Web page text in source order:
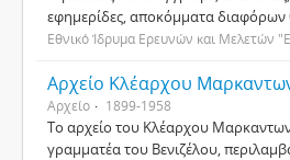
εφημερίδες, αποκόμματα
Εθνικό Ίδρυμα Ερευνών και Μελετών
Αρχείο Κλέαρχου
Αρχείο 1899-1958
Το αρχείο του Κλέαρχου
γραμματέα του Βενιζέλου,